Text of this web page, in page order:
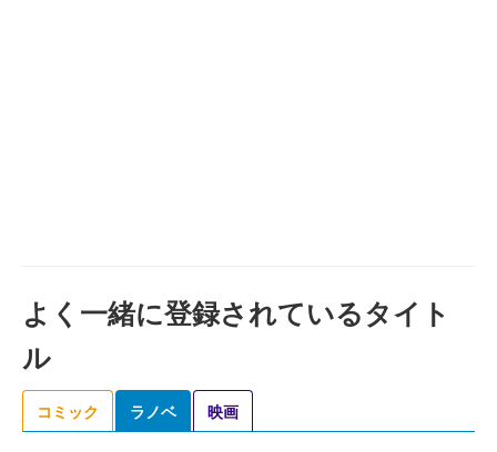
よく一緒に登録されているタイト
ル
コミック ラノベ 映画